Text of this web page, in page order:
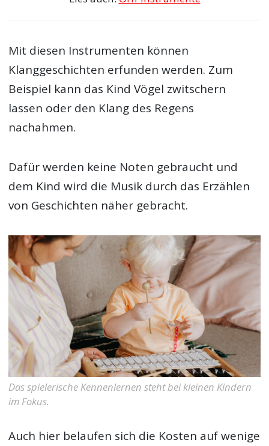
Mit diesen Instrumenten können
Klanggeschichten erfunden werden. Zum
Beispiel kann das Kind Vögel zwitschern
lassen oder den Klang des Regens
nachahmen.
Dafür werden keine Noten gebraucht und
dem Kind wird die Musik durch das Erzählen
von Geschichten näher gebracht.
Das spielerische Kennenlernen steht bei kleinen Kindern
im Fokus.
Auch hier belaufen sich die Kosten auf wenige